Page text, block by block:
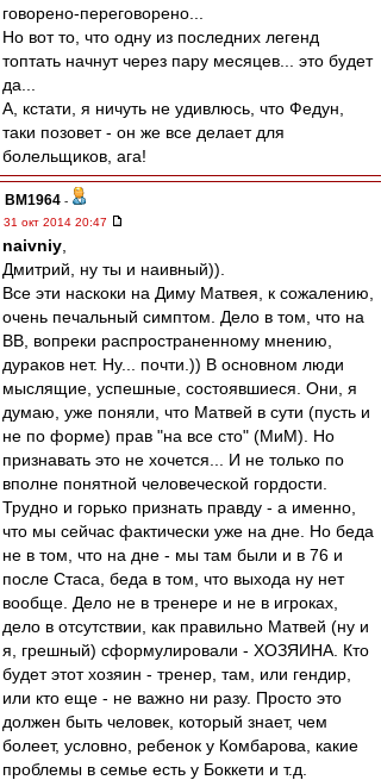
говорено-переговорено...
Но вот то, что одну из последних легенд
топтать начнут через пару месяцев... это будет
да...
А, кстати, я ничуть не удивлюсь, что Федун,
таки позовет - он же все делает для
болельщиков, ага!
BM1964 -
31 окт 2014 20:47
naivniy
Дмитрий, ну ты и наивный)).
Все эти наскоки на Диму Матвея, к сожалению,
очень печальный симптом. Дело в том, что на
ВВ, вопреки распространенному мнению,
дураков нет. Ну... почти.)) В основном люди
мыслящие, успешные, состоявшиеся. Они, я
думаю, уже поняли, что Матвей в сути (пусть и
не по форме) прав "на все сто" (МиМ). Но
признавать это не хочется... И не только по
вполне понятной человеческой гордости.
Трудно и горько признать правду - а именно,
что мы сейчас фактически уже на дне. Но беда
не в том, что на дне - мы там были и в 76 и
после Стаса, беда в том, что выхода ну нет
вообще. Дело не в тренере и не в игроках,
дело в отсутствии, как правильно Матвей (ну и
я, грешный) сформулировали - ХОЗЯИНА. Кто
будет этот хозяин - тренер, там, или гендир,
или кто еще - не важно ни разу. Просто это
должен быть человек, который знает, чем
болеет, условно, ребенок у Комбарова, какие
проблемы в семье есть у Боккети и т.д.